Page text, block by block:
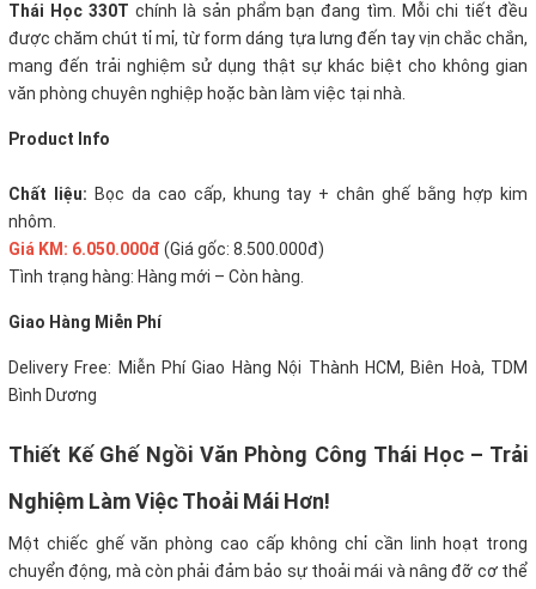
Thái Học 330T chính là sản phẩm bạn đang tìm. Mỗi chi tiết đều
được chăm chút tỉ mỉ, từ form dáng tựa lưng đến tay vịn chắc chắn,
mang đến trải nghiệm sử dụng thật sự khác biệt cho không gian
văn phòng chuyên nghiệp hoặc bàn làm việc tại nhà.
Product Info
Chất liệu: Bọc da cao cấp, khung tay + chân ghế bằng hợp kim
nhôm.
Giá KM: 6.050.000đ (Giá gốc: 8.500.000đ)
Tình trạng hàng: Hàng mới – Còn hàng.
Giao Hàng Miễn Phí
Delivery Free: Miễn Phí Giao Hàng Nội Thành HCM, Biên Hoà, TDM
Bình Dương
Thiết Kế Ghế Ngồi Văn Phòng Công Thái Học – Trải
Nghiệm Làm Việc Thoải Mái Hơn!
Một chiếc ghế văn phòng cao cấp không chỉ cần linh hoạt trong
chuyển động, mà còn phải đảm bảo sự thoải mái và nâng đỡ cơ thể